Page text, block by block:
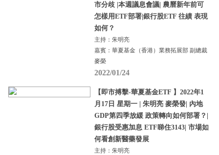
市分歧 |本週議息會議| 農曆新年前可
怎樣用ETF部署|銀行股ETF 往績 表現
如何？
主持：朱明亮
嘉賓：華夏基金（香港）業務拓展部 副總裁
麥榮
2022/01/24
【即市搏擊-華夏基金ETF 】2022年1
月17日 星期一 | 朱明亮 麥榮發| 內地
GDP第四季放緩 政策轉向如何部署？|
銀行股受惠加息 ETF睇住3143| 市場如
何看創新醫藥發展
主持：朱明亮